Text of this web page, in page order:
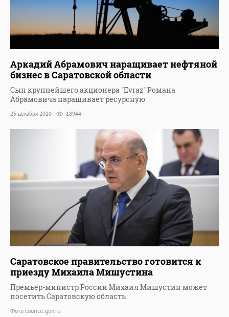
Аркадий Абрамович наращивает нефтяной
бизнес в Саратовской области
Сын крупнейшего акционера "Evraz" Романа
Абрамовича наращивает ресурсную
25 декабря 2020 18944
Саратовское правительство готовится к
приезду Михаила Мишустина
Премьер-министр России Михаил Мишустин может
посетить Саратовскую область
Фото council.gov.ru